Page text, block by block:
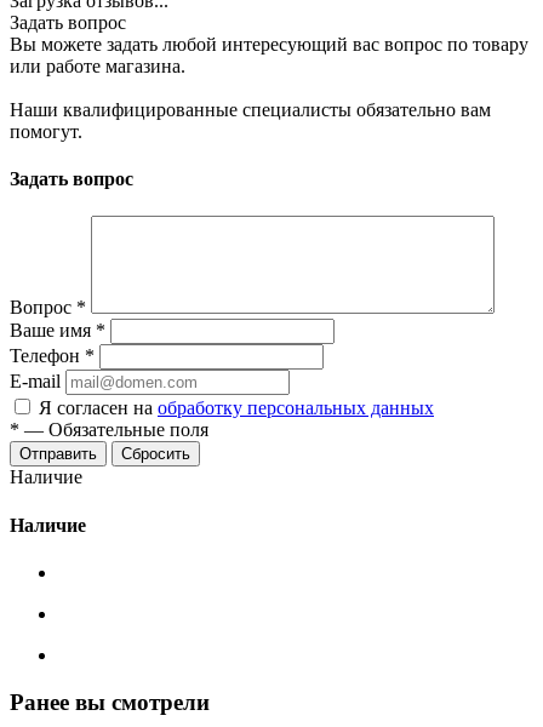
Задать вопрос
Вы можете задать любой интересующий вас вопрос по товару
или работе магазина.
Наши квалифицированные специалисты обязательно вам
помогут.
Задать вопрос
Вопрос *
Ваше имя *
Телефон *
E-mail
Я согласен на обработку персональных данных
* — Обязательные поля
Сбросить
Наличие
Наличие
Ранее вы смотрели